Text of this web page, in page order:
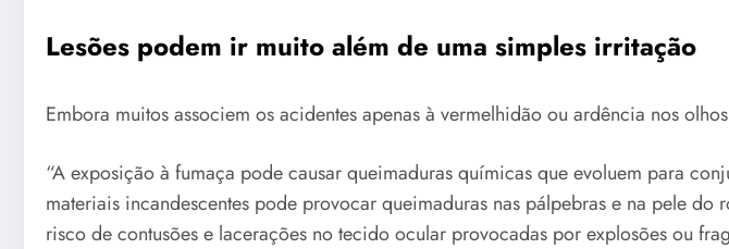
Lesões podem ir muito além de uma simples irritação
Embora muitos associem os acidentes apenas à vermelhidão ou ardência nos
“A exposição à fumaça pode causar queimaduras químicas que evoluem para
materiais incandescentes pode provocar queimaduras nas pálpebras e na pele
risco de contusões e lacerações no tecido ocular provocadas por explosões ou